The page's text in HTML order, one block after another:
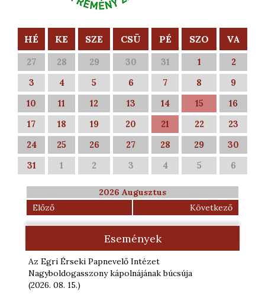
HÉ KE SZE CSÜ PÉ SZO VA
27 28 29 30 31 1
2
3
4 5 6 7 8
9
10
11 12 13 14 15
16
17
18 19 20 21 22
23
24
25 26 27 28 29
30
31
1 2 3 4 5 6
2026 Augusztus
Előző
Következő
Események
Az Egri Érseki Papnevelő Intézet
Nagyboldogasszony kápolnájának búcsúja
(2026. 08. 15.)